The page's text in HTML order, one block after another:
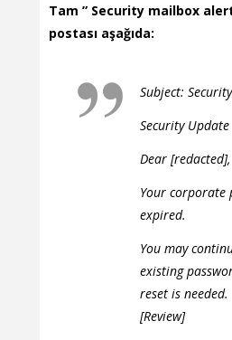
Tam ” Security mailbox
postası aşağıda:
Subject:
Security Update
Dear [redacted],
Your corporate
expired.
You may
existing
reset is needed.
[Review]